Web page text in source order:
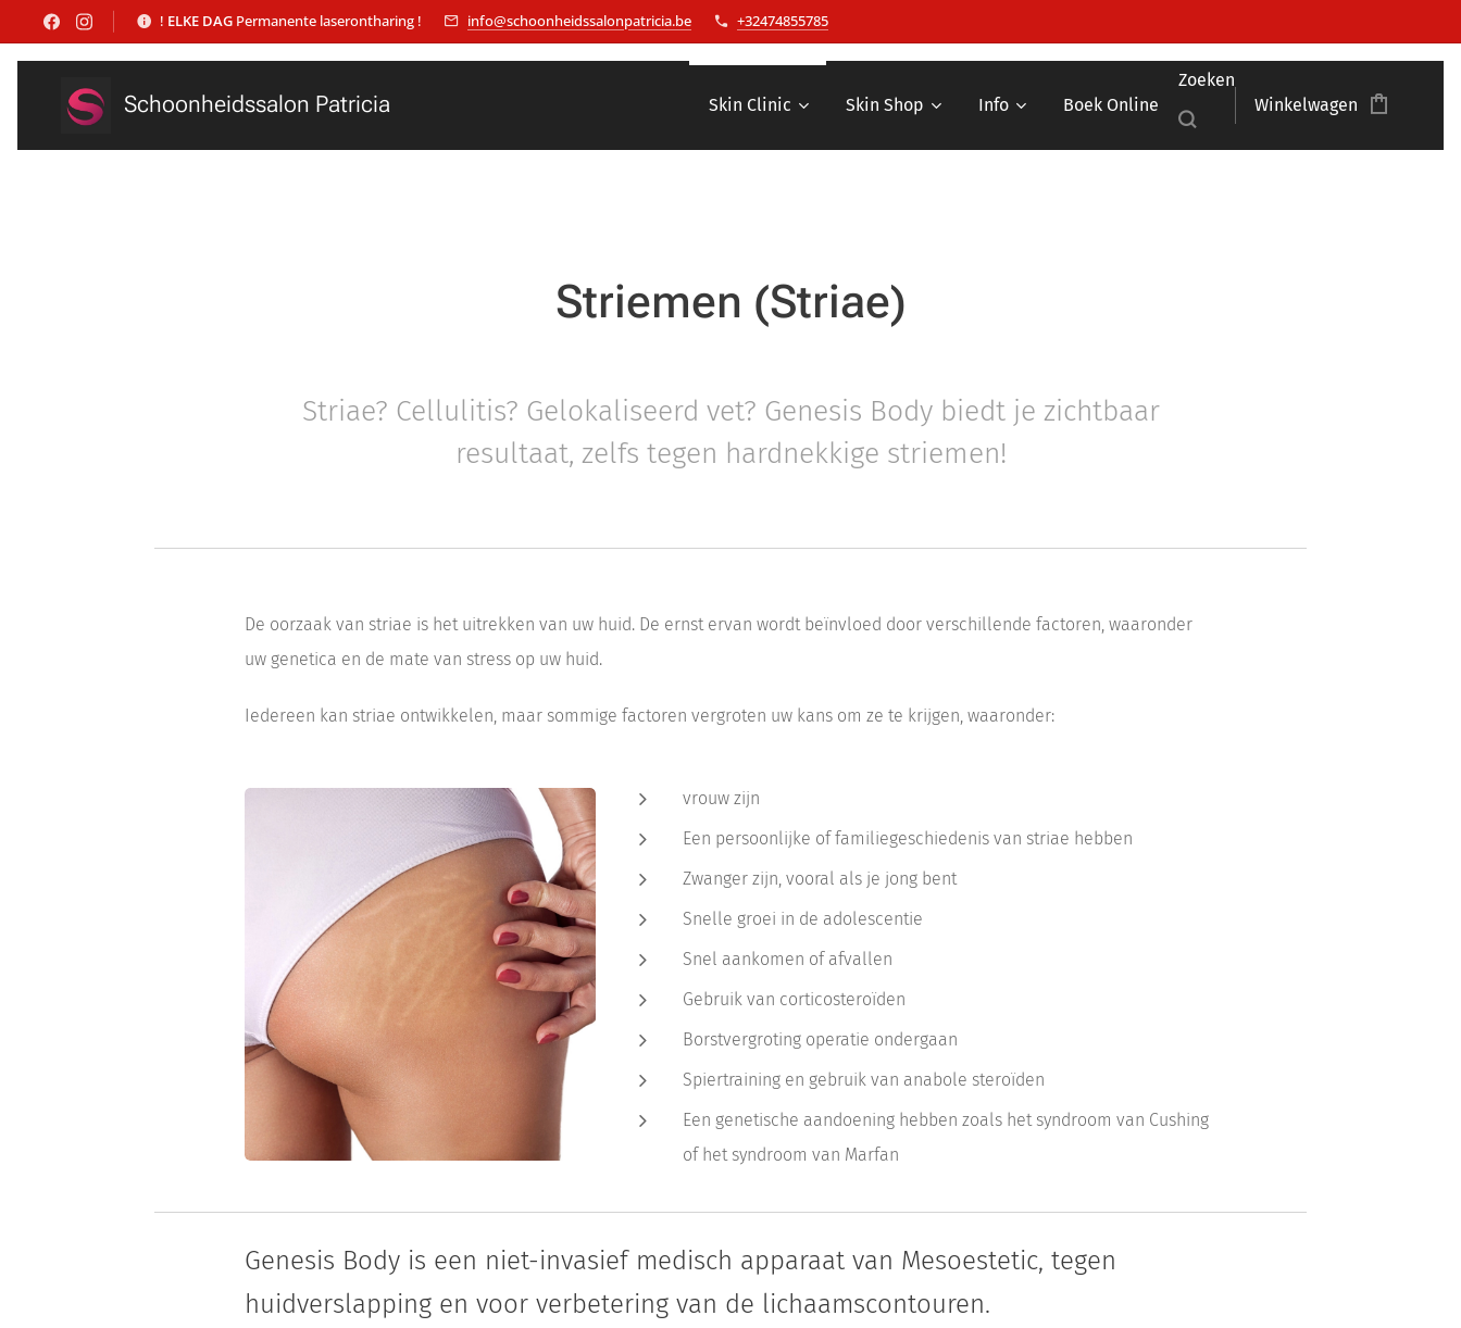
! ELKE DAG Permanente laserontharing ! info@schoonheidssalonpatricia.be +32474855785
Schoonheidssalon Patricia Skin Clinic Skin Shop Info Boek Online
Zoeken
Winkelwagen
Striemen (Striae)
Striae? Cellulitis? Gelokaliseerd vet? Genesis Body biedt je zichtbaar
resultaat, zelfs tegen hardnekkige striemen!
De oorzaak van striae is het uitrekken van uw huid. De ernst ervan wordt beïnvloed door verschillende factoren, waaronder
uw genetica en de mate van stress op uw huid.
Iedereen kan striae ontwikkelen, maar sommige factoren vergroten uw kans om ze te krijgen, waaronder:
vrouw zijn
Een persoonlijke of familiegeschiedenis van striae hebben
Zwanger zijn, vooral als je jong bent
Snelle groei in de adolescentie
Snel aankomen of afvallen
Gebruik van corticosteroïden
Borstvergroting operatie ondergaan
Spiertraining en gebruik van anabole steroïden
Een genetische aandoening hebben zoals het syndroom van Cushing
of het syndroom van Marfan
Genesis Body is een niet-invasief medisch apparaat van Mesoestetic, tegen
huidverslapping en voor verbetering van de lichaamscontouren.